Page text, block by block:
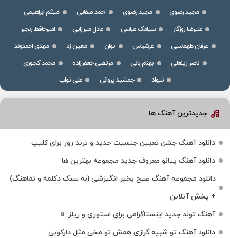
مجید رضوی
مجید رضوی احمد صفایی
میثم ابراهیمی
علیرضا روزگار
سیامک عباسی عادل میرزایی
امیرحافظ رنجبر
عرفان طهماسبی
عرشیاس نوان معین زد
مهدی احمدوند
ناصر زینعلی
بهنام بانی مرتضی جعفرزاده
محمد کجوری
نیواد
جمشید پروانی علی نواب
جدیدترین آهنگ ها
دانلود آهنگ جشن تعیین جنسیت جدید و ترند روز برای کلیپ
دانلود آهنگ پیانو معروف جدید مجموعه بهترین ها
دانلود مجموعه آهنگ صبح بخیر انگیزشی (به سبک دکلمه و نماهنگ)
+ پخش آنلاین
آهنگ تولد جدید اینستاگرامی برای استوری و ریلز 📱
دانلود آهنگ تو شبیه گرازی همش تو مخی مثل دارکوبی